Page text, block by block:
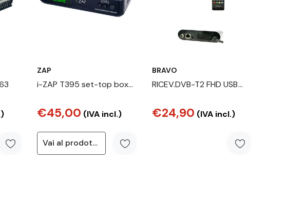
ZAP
i-ZAP T395 set-top box
€45,00 (IVA incl.)
Vai al prodotto
BRAVO
RICEV.DVB-T2 FHD USB
€24,90 (IVA incl.)